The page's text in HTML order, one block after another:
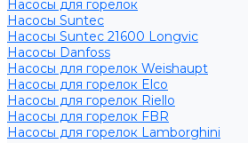
Насосы для горелок
Насосы Suntec
Насосы Suntec 21600 Longvic
Насосы Danfoss
Насосы для горелок Weishaupt
Насосы для горелок Elco
Насосы для горелок Riello
Насосы для горелок FBR
Насосы для горелок Lamborghini